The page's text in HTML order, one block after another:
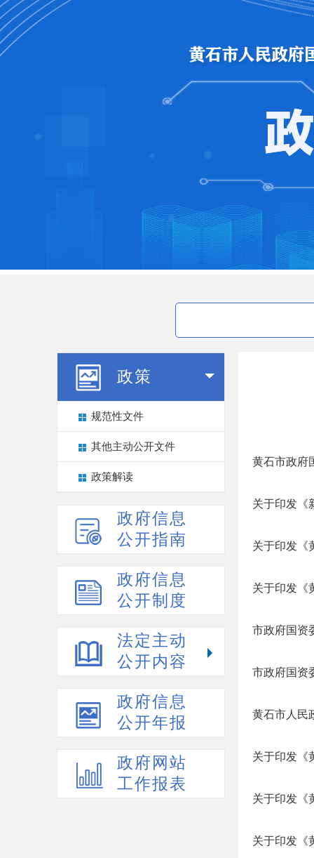
政策
规范性文件
其他主动公开文件
政策解读
政府信息
公开指南
政府信息
公开制度
法定主动
公开内容
政府信息
公开年报
政府网站
工作报表
黄石市政府
关于印发《
关于印发《
关于印发《
市政府国资
市政府国资
黄石市人民
关于印发《
关于印发《
关于印发《